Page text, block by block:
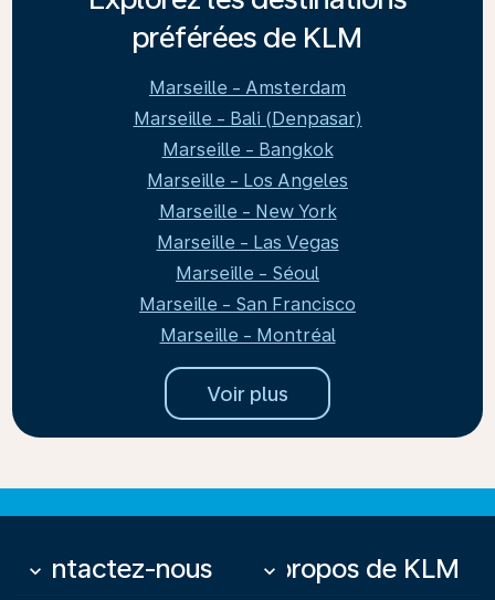
préférées de KLM
Marseille - Amsterdam
Marseille - Bali (Denpasar)
Marseille - Bangkok
Marseille - Los Angeles
Marseille - New York
Marseille - Las Vegas
Marseille - Séoul
Marseille - San Francisco
Marseille - Montréal
Voir plus
Contactez-nous
keyboard_arrow_down À propos de KLM
keyboard_arrow_down